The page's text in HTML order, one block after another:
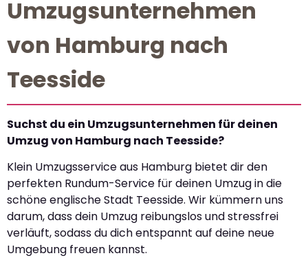
Umzugsunternehmen
von Hamburg nach
Teesside
Suchst du ein Umzugsunternehmen für deinen
Umzug von Hamburg nach Teesside?
Klein Umzugsservice aus Hamburg bietet dir den
perfekten Rundum-Service für deinen Umzug in die
schöne englische Stadt Teesside. Wir kümmern uns
darum, dass dein Umzug reibungslos und stressfrei
verläuft, sodass du dich entspannt auf deine neue
Umgebung freuen kannst.